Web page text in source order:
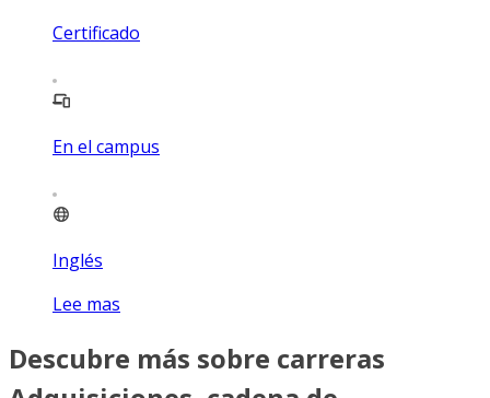
Certificado
En el campus
Inglés
Lee mas
Descubre más sobre carreras